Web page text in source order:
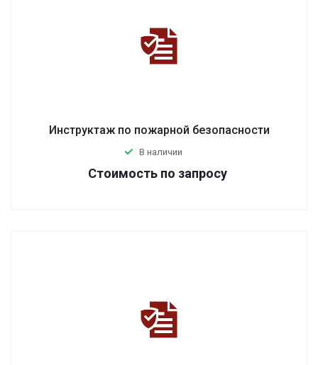
Инструктаж по пожарной безопасности
В наличии
Стоимость по запросу